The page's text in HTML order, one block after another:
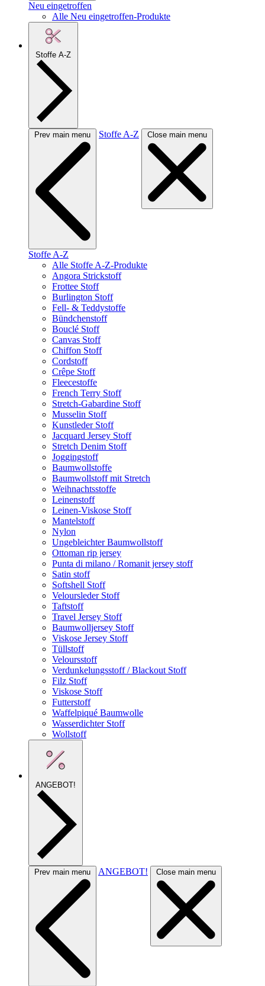
Neu eingetroffen
Alle Neu eingetroffen-Produkte
Stoffe A-Z
Prev main menu Stoffe A-Z Close main menu
Stoffe A-Z
Alle Stoffe A-Z-Produkte
Angora Strickstoff
Frottee Stoff
Burlington Stoff
Fell- & Teddystoffe
Bündchenstoff
Bouclé Stoff
Canvas Stoff
Chiffon Stoff
Cordstoff
Crêpe Stoff
Fleecestoffe
French Terry Stoff
Stretch-Gabardine Stoff
Musselin Stoff
Kunstleder Stoff
Jacquard Jersey Stoff
Stretch Denim Stoff
Joggingstoff
Baumwollstoffe
Baumwollstoff mit Stretch
Weihnachtsstoffe
Leinenstoff
Leinen-Viskose Stoff
Mantelstoff
Nylon
Ungebleichter Baumwollstoff
Ottoman rip jersey
Punta di milano / Romanit jersey stoff
Satin stoff
Softshell Stoff
Veloursleder Stoff
Taftstoff
Travel Jersey Stoff
Baumwolljersey Stoff
Viskose Jersey Stoff
Tüllstoff
Veloursstoff
Verdunkelungsstoff / Blackout Stoff
Filz Stoff
Viskose Stoff
Futterstoff
Waffelpiqué Baumwolle
Wasserdichter Stoff
Wollstoff
ANGEBOT!
Prev main menu ANGEBOT! Close main menu